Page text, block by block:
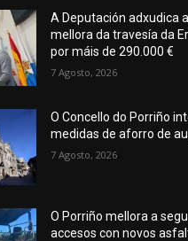
A Deputación adxudica
mellora da travesía da
por máis de 290.000 €
7 Agosto, 2026
O Concello do Porriño
medidas de aforro de
7 Agosto, 2026
O Porriño mellora a
accesos con novos